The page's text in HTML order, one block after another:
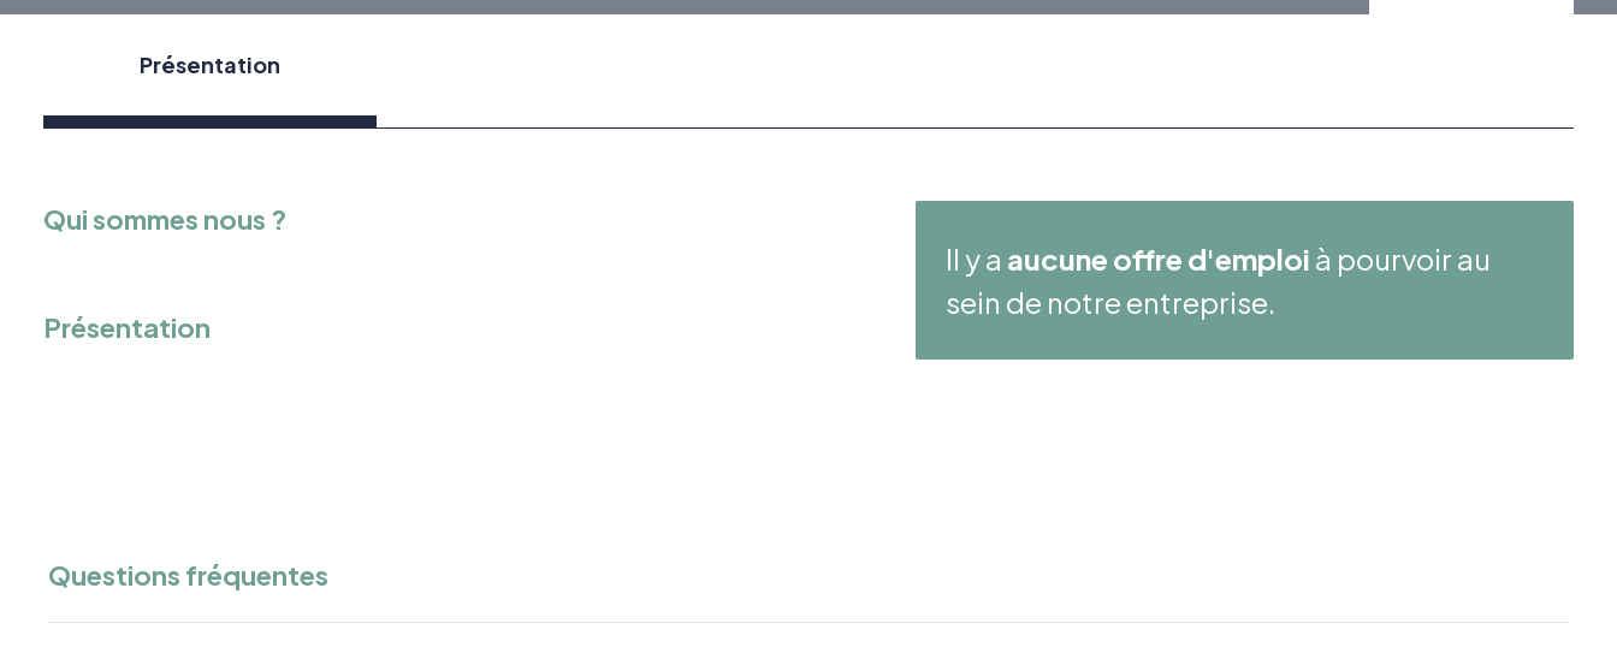
Présentation
Qui sommes nous ?
Présentation
Il y a aucune offre d'emploi à pourvoir au
sein de notre entreprise.
Questions fréquentes